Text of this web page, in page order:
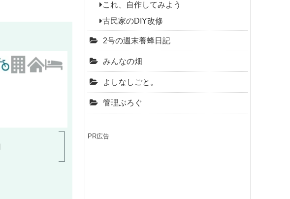
これ、自作してみよう
古民家のDIY改修
2号の週末養蜂日記
みんなの畑
よしなしごと。
管理ぶろぐ
PR広告